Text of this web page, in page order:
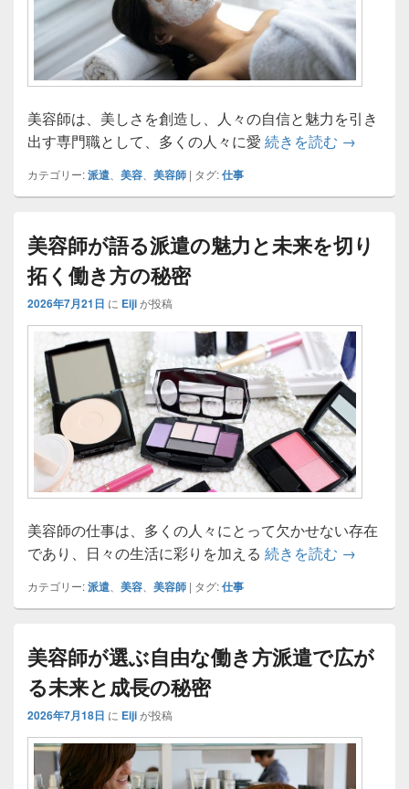
美容師は、美しさを創造し、人々の自信と魅力を引き
出す専門職として、多くの人々に愛 続きを読む 美容師の
→
カテゴリー:派遣 美容 美容師 | タグ:仕事
美容師が語る派遣の魅力と未来を切り
拓く働き方の秘密
2026年7月21日 に Eijiが投稿
美容師の仕事は、多くの人々にとって欠かせない存在
であり、日々の生活に彩りを加える 続きを読む 美容師が
→
カテゴリー:派遣 美容 美容師 | タグ:仕事
美容師が選ぶ自由な働き方派遣で広が
る未来と成長の秘密
2026年7月18日 に Eijiが投稿